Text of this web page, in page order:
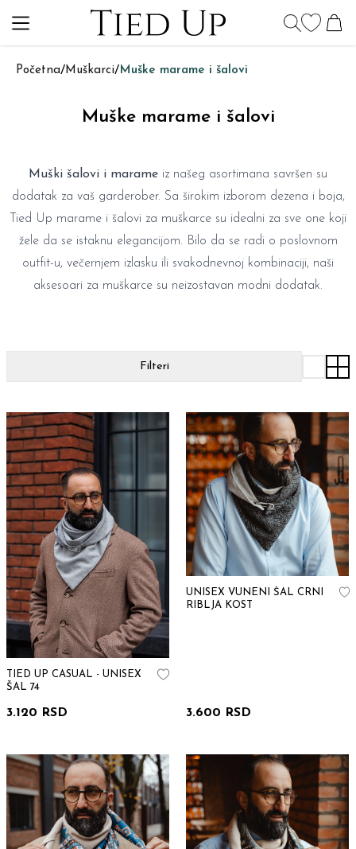
Početna/Muškarci/Muške marame i šalovi
Muške marame i šalovi
Muški šalovi i marame iz našeg asortimana savršen su
dodatak za vaš garderober. Sa širokim izborom dezena i boja,
Tied Up marame i šalovi za muškarce su idealni za sve one koji
žele da se istaknu elegancijom. Bilo da se radi o poslovnom
outfit-u, večernjem izlasku ili svakodnevnoj kombinaciji, naši
aksesoari za muškarce su neizostavan modni dodatak.
Filteri
TIED UP CASUAL - UNISEX
ŠAL 74
3.120 RSD
UNISEX VUNENI ŠAL CRNI
RIBLJA KOST
3.600 RSD